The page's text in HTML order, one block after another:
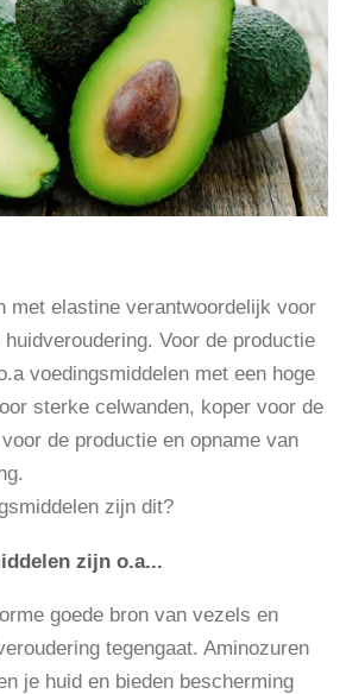
met elastine verantwoordelijk voor
Voor de productie
voedingsmiddelen met een hoge
sterke celwanden, koper voor de
de productie en opname van
zijn dit?
zijn o.a...
goede bron van vezels en
tegengaat. Aminozuren
je huid en bieden bescherming